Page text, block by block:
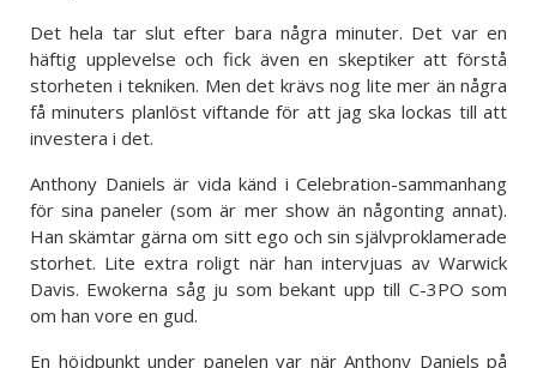
Det hela tar slut efter bara några minuter. Det var en
häftig upplevelse och fick även en skeptiker att förstå
storheten i tekniken. Men det krävs nog lite mer än några
få minuters planlöst viftande för att jag ska lockas till att
investera i det.
Anthony Daniels är vida känd i Celebration-sammanhang
för sina paneler (som är mer show än någonting annat).
Han skämtar gärna om sitt ego och sin självproklamerade
storhet. Lite extra roligt när han intervjuas av Warwick
Davis. Ewokerna såg ju som bekant upp till C-3PO som
om han vore en gud.
En höjdpunkt under panelen var när Anthony Daniels på